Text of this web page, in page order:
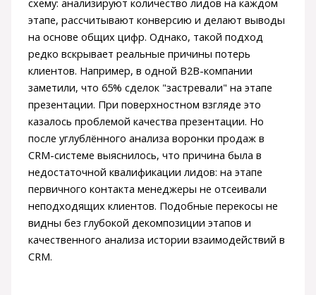
схему: анализируют количество лидов на каждом
этапе, рассчитывают конверсию и делают выводы
на основе общих цифр. Однако, такой подход
редко вскрывает реальные причины потерь
клиентов. Например, в одной B2B-компании
заметили, что 65% сделок "застревали" на этапе
презентации. При поверхностном взгляде это
казалось проблемой качества презентации. Но
после углублённого анализа воронки продаж в
CRM-системе выяснилось, что причина была в
недостаточной квалификации лидов: на этапе
первичного контакта менеджеры не отсеивали
неподходящих клиентов. Подобные перекосы не
видны без глубокой декомпозиции этапов и
качественного анализа истории взаимодействий в
CRM.